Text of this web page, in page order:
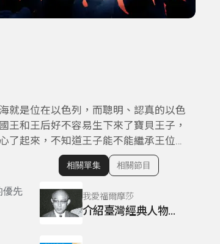
就是位在以色列，而聰明、認真的以色
王和王后好不容易生下來了寶貝王子，
了起來，不知道王子能不能繼承王位…
優先
顯示相關單集
相關單集 相關節目
我愛福爾摩莎
介紹臺灣經典人物~謝國城